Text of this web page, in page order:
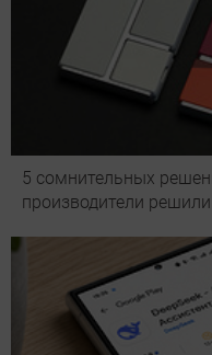
5 сомнительных
производители